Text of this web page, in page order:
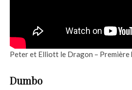
Peter et Elliott le Dragon – Première
Dumbo